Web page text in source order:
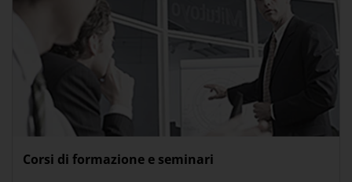
Corsi di formazione e seminari